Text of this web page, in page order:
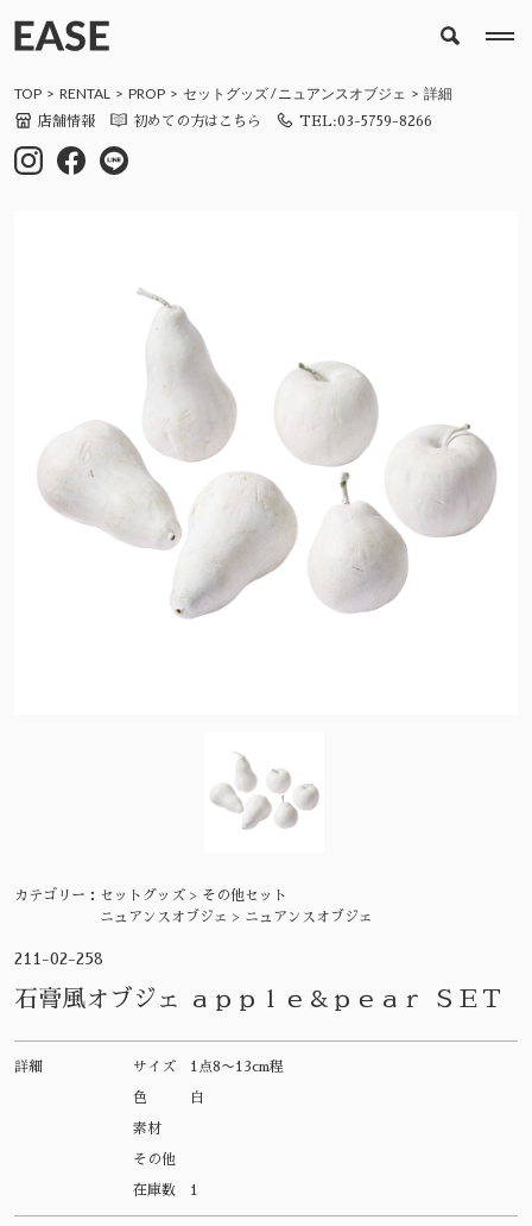
TOP RENTAL PROP セットグッズ/ニュアンスオブジェ 詳細
店舗情報 初めての方はこちら TEL:03-5759-8266
カテゴリー： セットグッズ > その他セット
ニュアンスオブジェ > ニュアンスオブジェ
211-02-258
石膏風オブジェ ａｐｐｌｅ＆ｐｅａｒ ＳＥＴ
詳細 サイズ 1点8〜13cm程
色 白
素材
その他
在庫数 1